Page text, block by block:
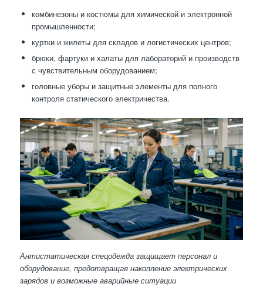
комбинезоны и костюмы для химической и электронной
промышленности;
куртки и жилеты для складов и логистических центров;
брюки, фартуки и халаты для лабораторий и производств
с чувствительным оборудованием;
головные уборы и защитные элементы для полного
контроля статического электричества.
Антистатическая спецодежда защищает персонал и
оборудование, предотвращая накопление электрических
зарядов и возможные аварийные ситуации